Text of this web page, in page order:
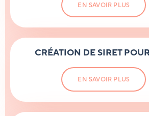
EN SAVOIR PLUS
CRÉATION DE SIRET
EN SAVOIR PLUS